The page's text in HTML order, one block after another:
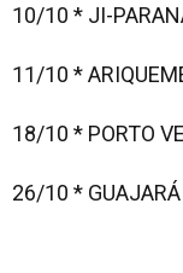
10/10 * JI-
11/10 *
18/10 * PORTO
26/10 *